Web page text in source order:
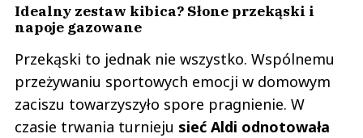
Idealny zestaw kibica? Słone przekąski i
napoje gazowane
Przekąski to jednak nie wszystko. Wspólnemu
przeżywaniu sportowych emocji w domowym
zaciszu towarzyszyło spore pragnienie. W
czasie trwania turnieju sieć Aldi odnotowała